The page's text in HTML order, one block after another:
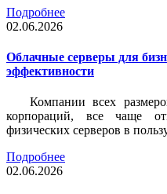
Подробнее
02.06.2026
Облачные серверы для
эффективности
Компании всех
корпораций, все чаще
физических серверов в
Подробнее
02.06.2026